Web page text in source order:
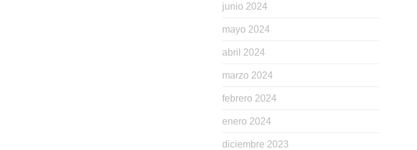
junio 2024
mayo 2024
abril 2024
marzo 2024
febrero 2024
enero 2024
diciembre 2023